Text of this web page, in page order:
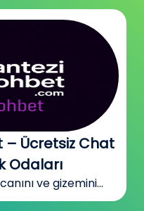
– Ücretsiz Chat
Odaları
ve gizemini...